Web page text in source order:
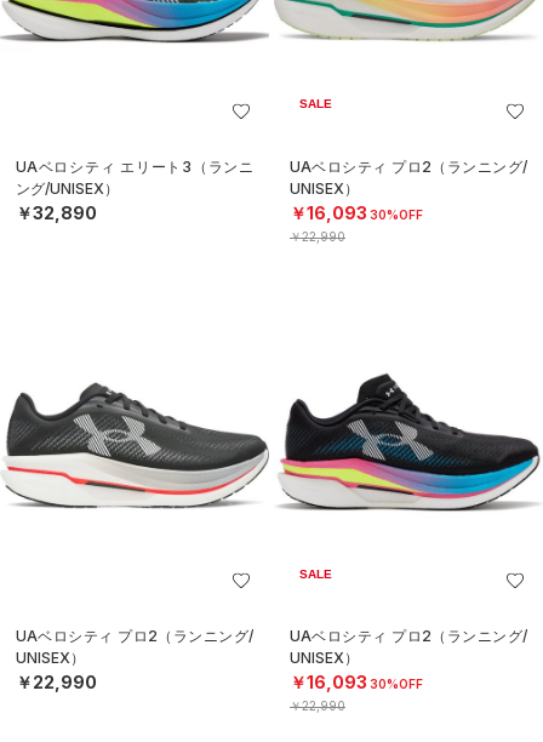
UAベロシティ エリート3（ランニ
ング/UNISEX）
￥32,890
SALE
UAベロシティ プロ2（ランニング/
UNISEX）
￥16,093 30%OFF
￥22,990
UAベロシティ プロ2（ランニング/
UNISEX）
￥22,990
SALE
UAベロシティ プロ2（ランニング/
UNISEX）
￥16,093 30%OFF
￥22,990